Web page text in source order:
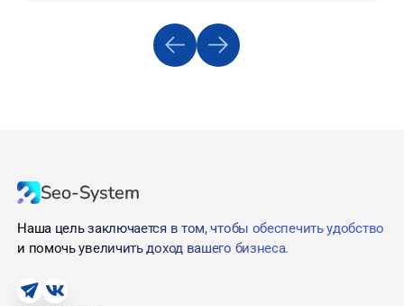
Seo-System
Наша цель заключается в том, чтобы обеспечить удобство
и помочь увеличить доход вашего бизнеса.